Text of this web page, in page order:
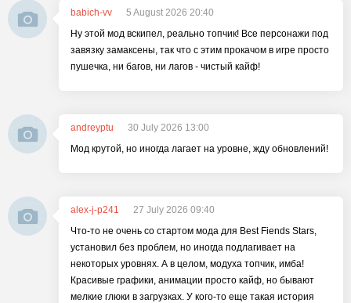
babich-vv
5 August 2026 20:40
Ну этой мод вскипел, реально топчик! Все персонажи под
завязку замаксены, так что с этим прокачом в игре просто
пушечка, ни багов, ни лагов - чистый кайф!
andreyptu
30 July 2026 13:00
Мод крутой, но иногда лагает на уровне, жду обновлений!
alex-j-p241
27 July 2026 09:40
Что-то не очень со стартом мода для Best Fiends Stars,
установил без проблем, но иногда подлагивает на
некоторых уровнях. А в целом, модуха топчик, имба!
Красивые графики, анимации просто кайф, но бывают
мелкие глюки в загрузках. У кого-то еще такая история